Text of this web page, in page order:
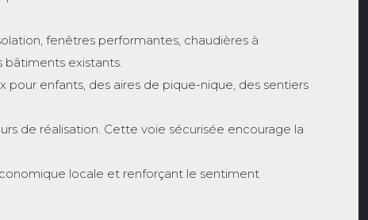
fenêtres performantes, chaudières à
existants.
pour enfants, des aires de pique-nique, des sentiers
de réalisation. Cette voie sécurisée encourage la
locale et renforçant le sentiment